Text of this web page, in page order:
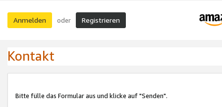
Anmelden oder Registrieren
Kontakt
Bitte fülle das Formular aus und klicke auf "Senden".